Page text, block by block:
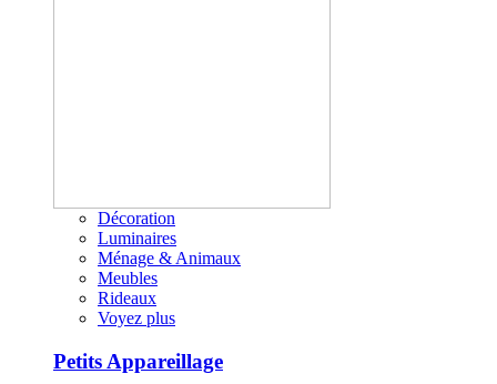
Décoration
Luminaires
Ménage & Animaux
Meubles
Rideaux
Voyez plus
Petits Appareillage